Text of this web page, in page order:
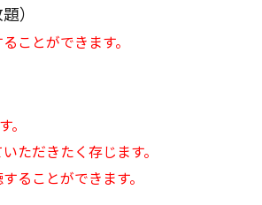
）
ことができます。
ただきたく存じます。
ることができます。